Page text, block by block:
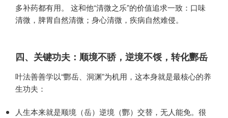
多补药都有用。 这和他“清微之乐”的价值追求一致：口味
清微，脾胃自然清微；身心清微，疾病自然难侵。
四、关键功夫：顺境不骄，逆境不馁，转化酆岳
叶法善善学以“酆岳、洞渊”为机用，这本身就是最核心的养
生功夫：
人生本来就是顺境（岳）逆境（酆）交替，无人能免。很